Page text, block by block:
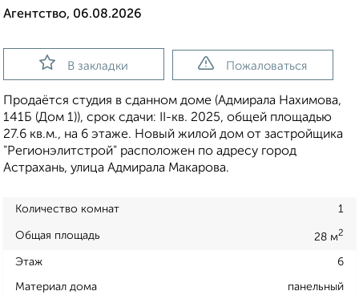
Агентство, 06.08.2026
В закладки Пожаловаться
Продаётся студия в сданном доме (Адмирала Нахимова,
141Б (Дом 1)), срок сдачи: II-кв. 2025, общей площадью
27.6 кв.м., на 6 этаже. Новый жилой дом от застройщика
"Регионэлитстрой" расположен по адресу город
Астрахань, улица Адмирала Макарова.
Количество комнат 1
Общая площадь 28 м2
Этаж 6
Материал дома панельный